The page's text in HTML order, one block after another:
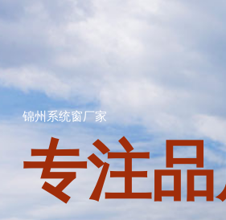
锦州系统窗厂家
专注